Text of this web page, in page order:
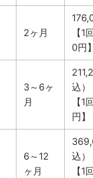
2ヶ月
【1
0円】
3～6ヶ
月
込）
【
円】
6～12
ヶ月
込）
【1